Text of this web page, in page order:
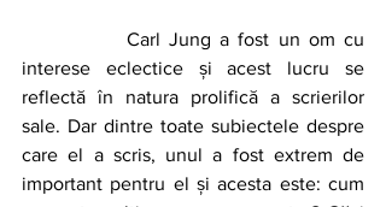
interese eclectice și acest lucru se
reflectă în natura prolifică a scrierilor
sale. Dar dintre toate subiectele despre
care el a scris, unul a fost extrem de
important pentru el și acesta este: cum